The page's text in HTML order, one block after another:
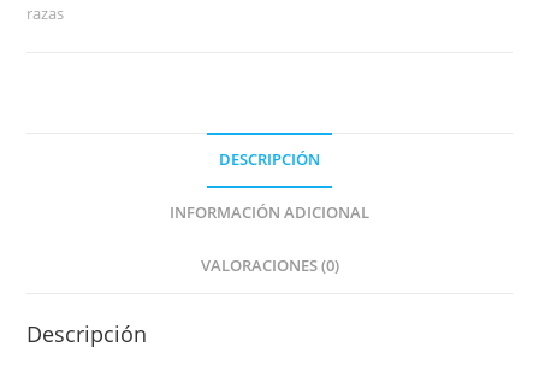
razas
DESCRIPCIÓN
INFORMACIÓN ADICIONAL
VALORACIONES (0)
Descripción